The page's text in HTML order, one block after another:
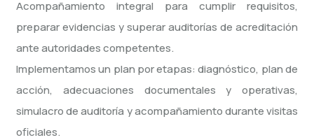
Acompañamiento integral para cumplir requisitos,
preparar evidencias y superar auditorías de acreditación
ante autoridades competentes.
Implementamos un plan por etapas: diagnóstico, plan de
acción, adecuaciones documentales y operativas,
simulacro de auditoría y acompañamiento durante visitas
oficiales.